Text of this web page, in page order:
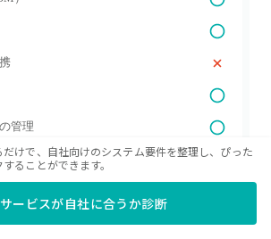
管理
集計
レンタル）
けで、自社向けのシステム要件を整理し、ぴった
ることができます。
ービスが自社に合うか診断